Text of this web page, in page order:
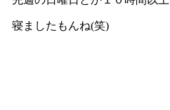
寝ましたもんね(笑)